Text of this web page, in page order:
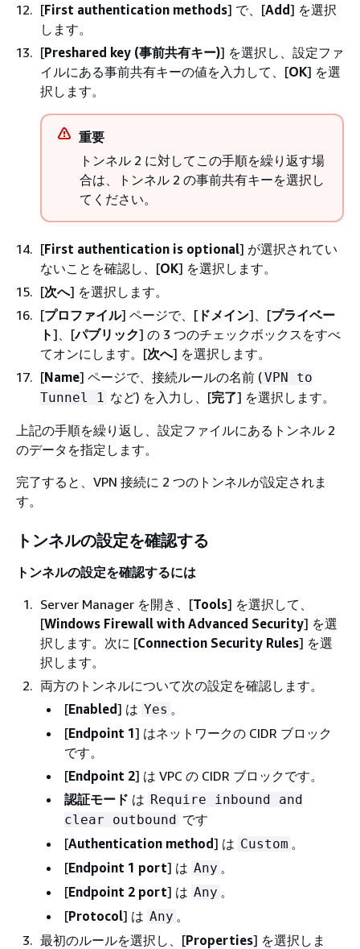
[First authentication methods] で、[Add] を選択
します。
[Preshared key (事前共有キー)] を選択し、設定ファ
イルにある事前共有キーの値を入力して、[OK] を選
択します。
重要
トンネル 2 に対してこの手順を繰り返す場
合は、トンネル 2 の事前共有キーを選択し
てください。
[First authentication is optional] が選択されてい
ないことを確認し、[OK] を選択します。
[次へ] を選択します。
[プロファイル] ページで、[ ドメイン]、[プライベー
ト]、[パブリック] の 3 つのチェックボックスをすべ
てオンにします。[次へ] を選択します。
[Name] ページで、接続ルールの名前 (VPN to
Tunnel 1 など) を入力し、[完了] を選択します。
上記の手順を繰り返し、設定ファイルにあるトンネル 2
のデータを指定します。
完了すると、VPN 接続に 2 つのトンネルが設定されま
す。
トンネルの設定を確認する
トンネルの設定を確認するには
Server Manager を開き、[Tools] を選択して、
[Windows Firewall with Advanced Security] を選
択します。次に [Connection Security Rules] を選
択します。
両方のトンネルについて次の設定を確認します。
[Enabled] は Yes 。
[Endpoint 1] はネットワークの CIDR ブロック
です。
[Endpoint 2] は VPC の CIDR ブロックです。
認証モード は Require inbound and
clear outbound です
[Authentication method] は Custom 。
[Endpoint 1 port] は Any 。
[Endpoint 2 port] は Any 。
[Protocol] は Any 。
最初のルールを選択し、[Properties] を選択しま